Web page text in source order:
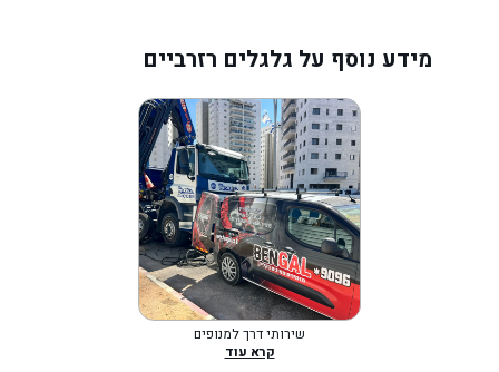
מידע נוסף על גלגלים רזרביים
שירותי דרך למנופים
קרא עוד